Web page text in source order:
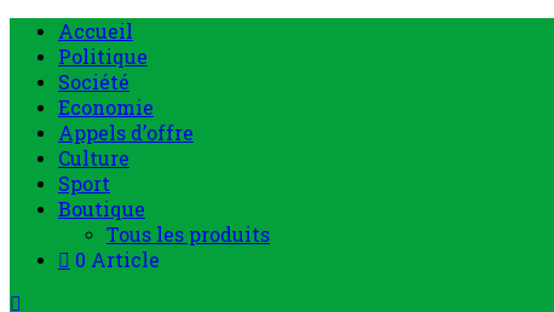
Menu
principal
Accueil
Politique
Société
Economie
Appels d’offre
Culture
Sport
Boutique
Tous les produits
0 Article